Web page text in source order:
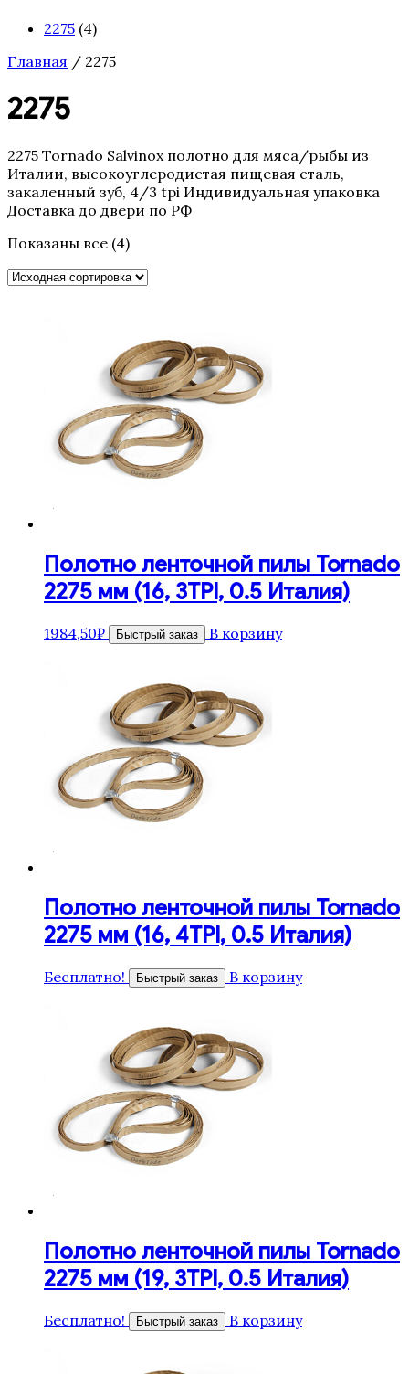
2275 (4)
Главная / 2275
2275
2275 Tornado Salvinox полотно для мяса/рыбы из
Италии, высокоуглеродистая пищевая сталь,
закаленный зуб, 4/3 tpi Индивидуальная упаковка
Доставка до двери по РФ
Показаны все (4)
Полотно ленточной пилы Tornado
2275 мм (16, 3TPI, 0.5 Италия)
1984,50₽ Быстрый заказ В корзину
Полотно ленточной пилы Tornado
2275 мм (16, 4TPI, 0.5 Италия)
Бесплатно! Быстрый заказ В корзину
Полотно ленточной пилы Tornado
2275 мм (19, 3TPI, 0.5 Италия)
Бесплатно! Быстрый заказ В корзину